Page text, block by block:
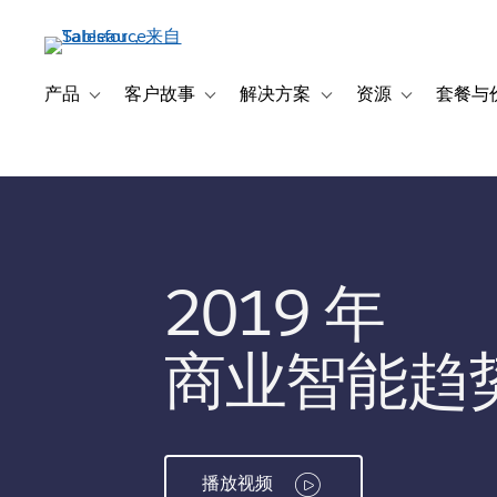
容
产品 Toggle sub-navigation for 产品
客户故事 Toggle sub-navigation for 客户故事
解决方案 Toggle sub-navigation for
资源 Toggle sub-
套餐与
2019 年
商业智能趋
播放视频